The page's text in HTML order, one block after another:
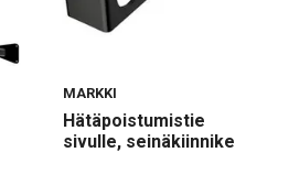
MARKKI
Hätäpoistumistie
sivulle, seinäkiinnike